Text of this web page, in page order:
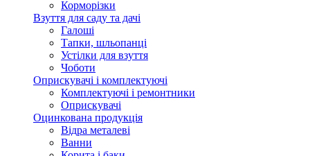
Корморізки
Взуття для саду та дачі
Галоші
Тапки, шльопанці
Устілки для взуття
Чоботи
Оприскувачі і комплектуючі
Комплектуючі і ремонтники
Оприскувачі
Оцинкована продукція
Відра металеві
Ванни